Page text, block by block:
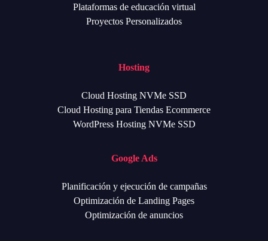
Plataformas de educación virtual
Proyectos Personalizados
Hosting
Cloud Hosting NVMe SSD
Cloud Hosting para Tiendas Ecommerce
WordPress Hosting NVMe SSD
Google Ads
Planificación y ejecución de campañas
Optimización de Landing Pages
Optimización de anuncios